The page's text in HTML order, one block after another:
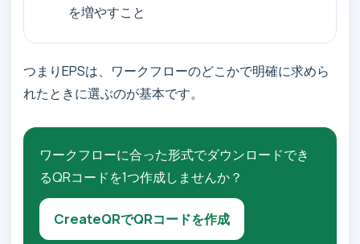
を増やすこと
つまりEPSは、ワークフローのどこかで明確に求めら
れたときに選ぶのが基本です。
ワークフローに合った形式でダウンロードでき
るQRコードを1つ作成しませんか？
CreateQRでQRコードを作成